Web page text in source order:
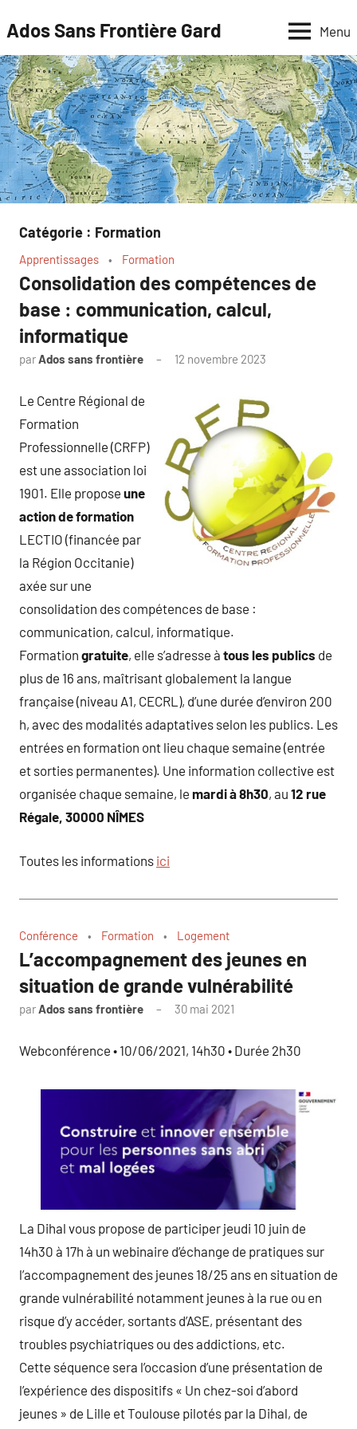
au
contenu
Ados Sans Frontière Gard Menu
Catégorie : Formation
Apprentissages Formation
Consolidation des compétences de
base : communication, calcul,
informatique
parAdos sans frontière 12 novembre 2023
Le Centre Régional de
Formation
Professionnelle (CRFP)
est une association loi
1901. Elle propose une
action de formation
LECTIO (financée par
la Région Occitanie)
axée sur une
consolidation des compétences de base :
communication, calcul, informatique.
Formation gratuite, elle s’adresse à tous les publics de
plus de 16 ans, maîtrisant globalement la langue
française (niveau A1, CECRL), d’une durée d’environ 200
h, avec des modalités adaptatives selon les publics. Les
entrées en formation ont lieu chaque semaine (entrée
et sorties permanentes). Une information collective est
organisée chaque semaine, le mardi à 8h30, au 12 rue
Régale, 30000 NÎMES
Toutes les informations ici
Conférence Formation Logement
L’accompagnement des jeunes en
situation de grande vulnérabilité
parAdos sans frontière 30 mai 2021
Webconférence • 10/06/2021, 14h30 • Durée 2h30
La Dihal vous propose de participer jeudi 10 juin de
14h30 à 17h à un webinaire d’échange de pratiques sur
l’accompagnement des jeunes 18/25 ans en situation de
grande vulnérabilité notamment jeunes à la rue ou en
risque d’y accéder, sortants d’ASE, présentant des
troubles psychiatriques ou des addictions, etc.
Cette séquence sera l’occasion d’une présentation de
l’expérience des dispositifs « Un chez-soi d’abord
jeunes » de Lille et Toulouse pilotés par la Dihal, de